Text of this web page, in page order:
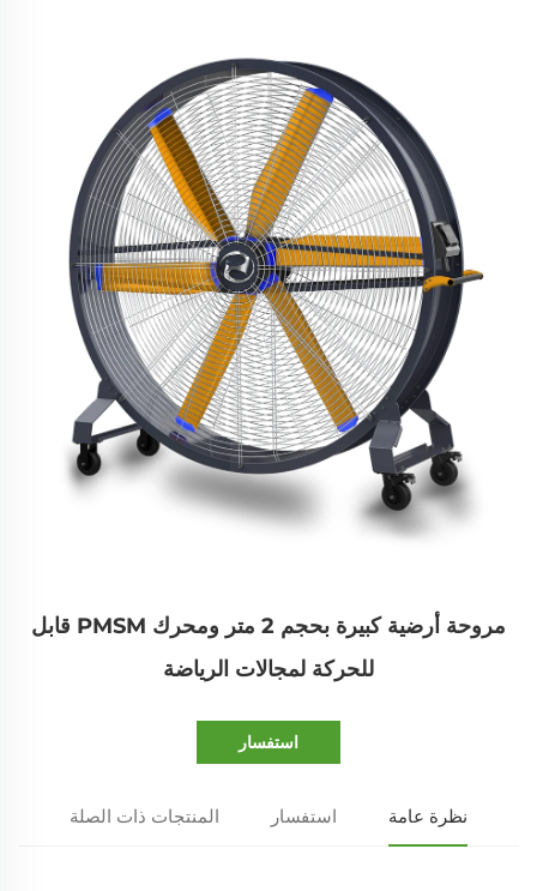
مروحة أرضية كبيرة بحجم 2 متر ومحرك PMSM قابل
للحركة لمجالات الرياضة
استفسار
نظرة عامة استفسار المنتجات ذات الصلة